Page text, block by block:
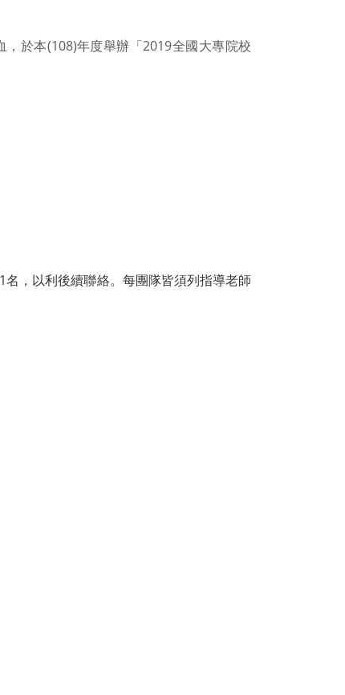
於本(108)年度舉辦「2019全國大專院校
，以利後續聯絡。每團隊皆須列指導老師